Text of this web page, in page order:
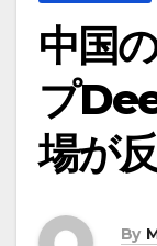
中国
プ
場が
By